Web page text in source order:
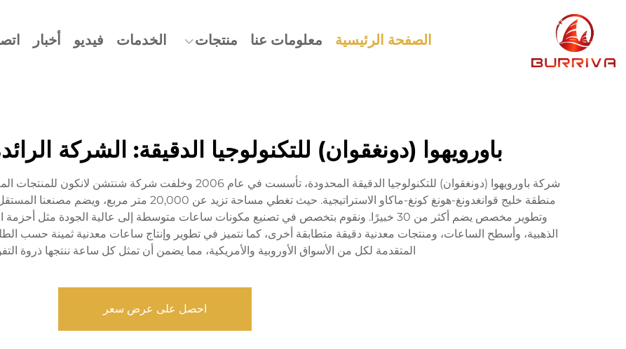
الصفحة الرئيسية معلومات عنا منتجات الخدمات فيديو أخبار
باورويهوا (دونغقوان) للتكنولوجيا الدقيقة: الشركة
شركة باورويهوا (دونغقوان) للتكنولوجيا الدقيقة المحدودة، تأسست في
وتطوير مخصص يضم أكثر من 30 خبيرًا. ونقوم بتخصص في تصنيع مكونات ساعات متوسطة إلى عالية الجودة مثل
المتقدمة لكل من الأسواق الأوروبية والأمريكية، مما يضمن أن تمثل كل ساعة ننتجها ذروة
احصل على عرض سعر